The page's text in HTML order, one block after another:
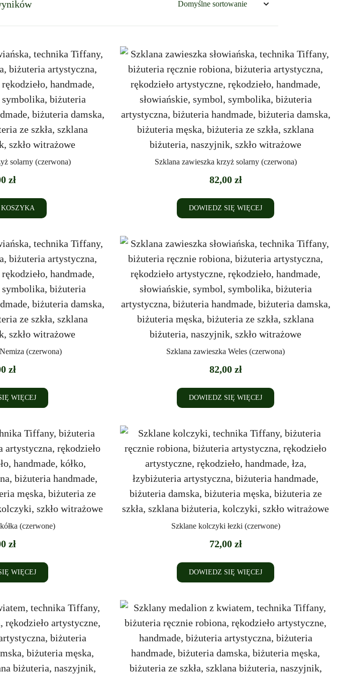
solarny (czerwona)
zł
KOSZYKA
Szklana zawieszka krzyż solarny (czerwona)
82,00 zł
DOWIEDZ SIĘ WIĘCEJ
(czerwona)
zł
WIĘCEJ
Szklana zawieszka Weles (czerwona)
82,00 zł
DOWIEDZ SIĘ WIĘCEJ
(czerwone)
zł
WIĘCEJ
Szklane kolczyki łezki (czerwone)
72,00 zł
DOWIEDZ SIĘ WIĘCEJ